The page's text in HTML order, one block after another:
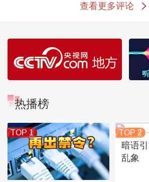
查看更多评论
热播榜
TOP 1 TOP 2
暗语
乱象